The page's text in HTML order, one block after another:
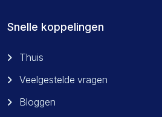
Snelle koppelingen
Thuis
Veelgestelde vragen
Bloggen